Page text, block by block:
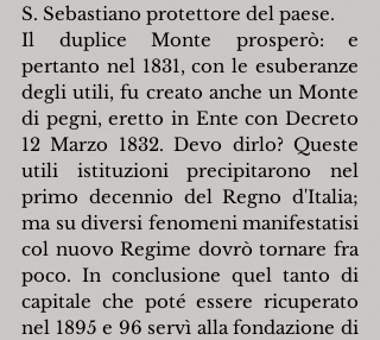
S. Sebastiano protettore del paese.
Il duplice Monte prosperò: e
pertanto nel 1831, con le esuberanze
degli utili, fu creato anche un Monte
di pegni, eretto in Ente con Decreto
12 Marzo 1832. Devo dirlo? Queste
utili istituzioni precipitarono nel
primo decennio del Regno d'Italia;
ma su diversi fenomeni manifestatisi
col nuovo Regime dovrò tornare fra
poco. In conclusione quel tanto di
capitale che poté essere ricuperato
nel 1895 e 96 servì alla fondazione di